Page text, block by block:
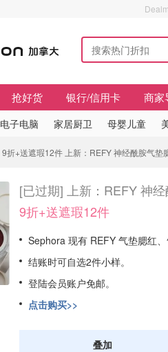
抢好货 银行/信用卡 商家
电子电脑 家居厨卫 母婴儿童
9折+送遮瑕12件 上新：REFY 神经酰胺气垫
[已过期] 上新：REFY 神
9折+送遮瑕12件
Sephora 现有 REFY 气垫腮红
结账时可自选2件小样。
登陆会员账户免邮。
点击购买>>
叠加